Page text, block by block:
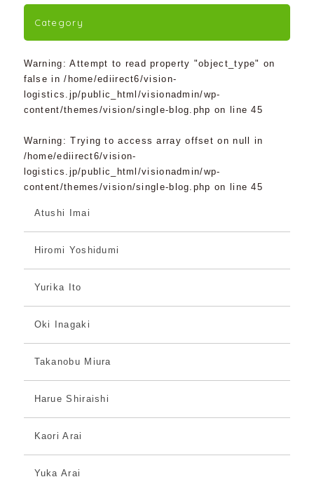
Category
Warning : Attempt to read property "object_type" on
false in/home/ediirect6/vision-
logistics.jp/public_html/visionadmin/wp-
content/themes/vision/single-blog.php on line45
Warning : Trying to access array offset on null in
/home/ediirect6/vision-
logistics.jp/public_html/visionadmin/wp-
content/themes/vision/single-blog.php on line45
Atushi Imai
Hiromi Yoshidumi
Yurika Ito
Oki Inagaki
Takanobu Miura
Harue Shiraishi
Kaori Arai
Yuka Arai